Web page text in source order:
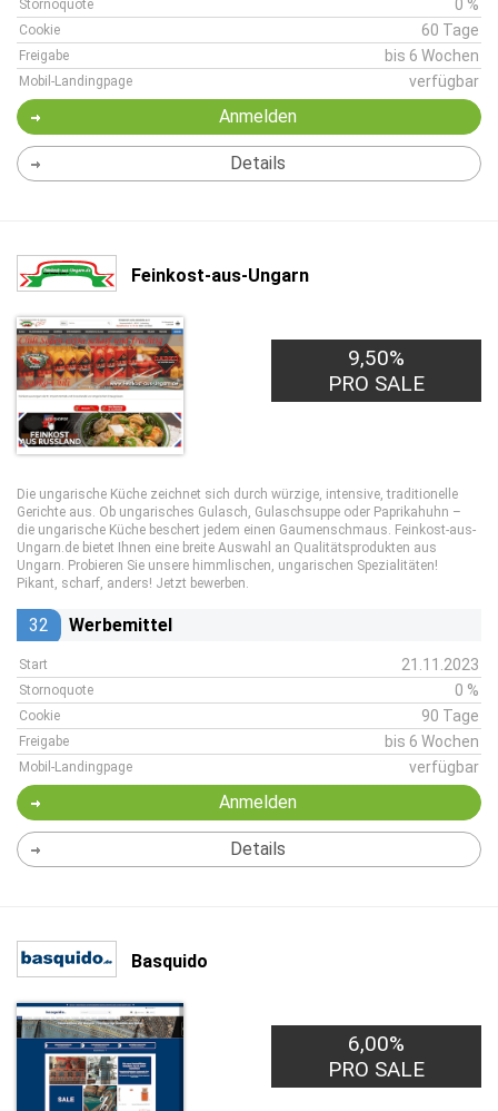
Stornoquote 0 %
Cookie 60 Tage
Freigabe bis 6 Wochen
Mobil-Landingpage verfügbar
Anmelden
Details
Feinkost-aus-Ungarn
9,50%
PRO SALE
Die ungarische Küche zeichnet sich durch würzige, intensive, traditionelle
Gerichte aus. Ob ungarisches Gulasch, Gulaschsuppe oder Paprikahuhn –
die ungarische Küche beschert jedem einen Gaumenschmaus. Feinkost-aus-
Ungarn.de bietet Ihnen eine breite Auswahl an Qualitätsprodukten aus
Ungarn. Probieren Sie unsere himmlischen, ungarischen Spezialitäten!
Pikant, scharf, anders! Jetzt bewerben.
32 Werbemittel
Start 21.11.2023
Stornoquote 0 %
Cookie 90 Tage
Freigabe bis 6 Wochen
Mobil-Landingpage verfügbar
Anmelden
Details
Basquido
6,00%
PRO SALE